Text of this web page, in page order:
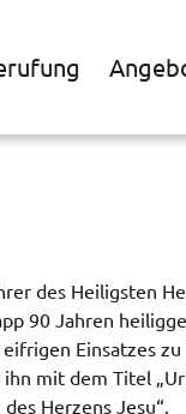
des Heiligsten
90 Jahren
Einsatzes
ihn mit dem Titel
Herzens Jesu“.